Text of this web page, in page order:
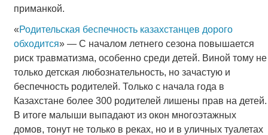
приманкой.
«Родительская беспечность казахстанцев дорого
обходится» — С началом летнего сезона повышается
риск травматизма, особенно среди детей. Виной тому не
только детская любознательность, но зачастую и
беспечность родителей. Только с начала года в
Казахстане более 300 родителей лишены прав на детей.
В итоге малыши выпадают из окон многоэтажных
домов, тонут не только в реках, но и в уличных туалетах